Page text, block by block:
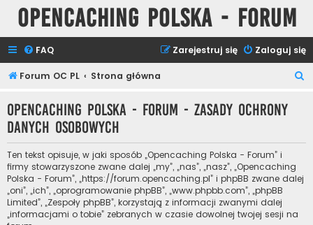
Opencaching Polska - Forum
FAQ Zaloguj się
Zarejestruj się
Forum OC PL Strona główna
Opencaching Polska - Forum - Zasady ochrony
danych osobowych
Ten tekst opisuje, w jaki sposób „Opencaching Polska - Forum” i
firmy stowarzyszone zwane dalej „my”, „nas”, „nasz”, „Opencaching
Polska - Forum”, „https://forum.opencaching.pl” i phpBB zwane dalej
„oni”, „ich”, „oprogramowanie phpBB”, „www.phpbb.com”, „phpBB
Limited”, „Zespoły phpBB”, korzystają z informacji zwanymi dalej
„informacjami o tobie” zebranych w czasie dowolnej twojej sesji na